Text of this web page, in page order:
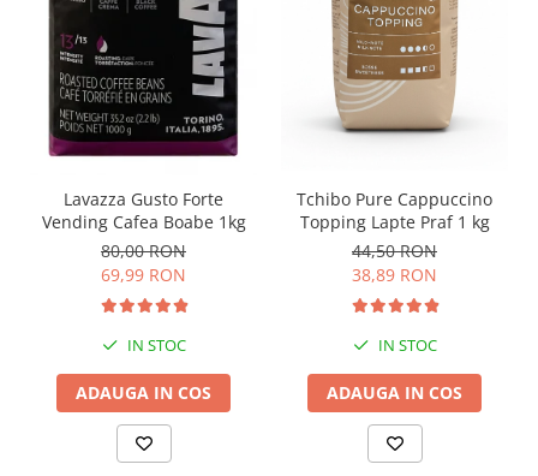
Lavazza Gusto Forte
Vending Cafea Boabe 1kg
80,00 RON
69,99 RON
IN STOC
ADAUGA IN COS
Tchibo Pure Cappuccino
Topping Lapte Praf 1 kg
44,50 RON
38,89 RON
IN STOC
ADAUGA IN COS